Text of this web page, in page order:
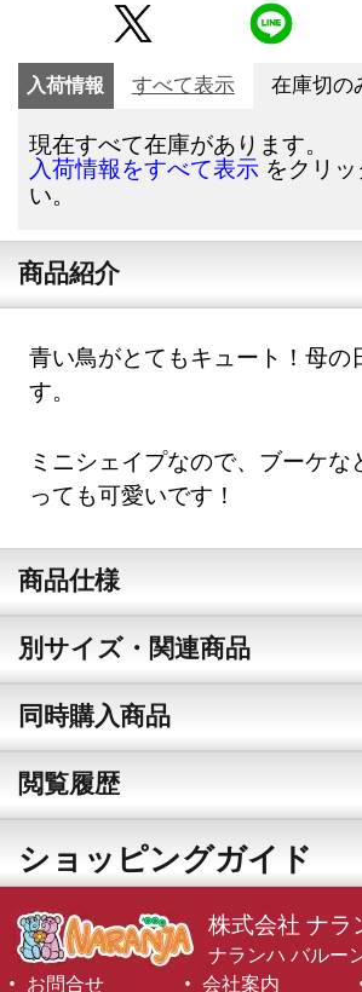
入荷情報 すべて表示 在庫切の
現在すべて在庫があります。
入荷情報をすべて表示 をクリ
い。
商品紹介
青い鳥がとてもキュート！母の
す。
ミニシェイプなので、ブーケな
っても可愛いです！
商品仕様
別サイズ・関連商品
同時購入商品
閲覧履歴
ショッピングガイド
株式会社 ナラ
ナランハ バルー
お問合せ
会社案内